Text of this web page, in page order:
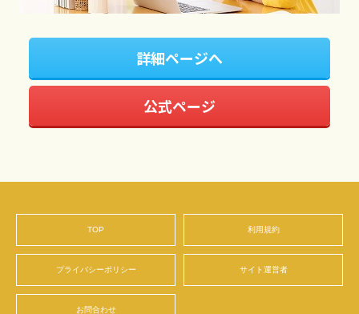
詳細ページへ
公式ページ
TOP 利用規約
プライバシーポリシー サイト運営者
お問合わせ